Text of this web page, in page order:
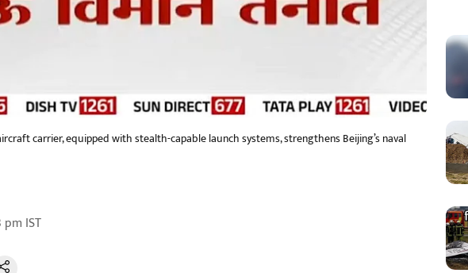
carrier, equipped with stealth-capable launch systems, strengthens Beijing’s naval
pm IST